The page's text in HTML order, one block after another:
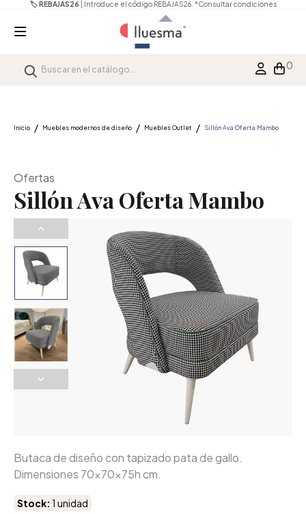
🏷️ REBAJAS26 | Introduce el código REBAJAS26. *Consultar condiciones
0
Inicio Muebles modernos de diseño Muebles Outlet Sillón Ava Oferta Mambo
Ofertas
Sillón Ava Oferta Mambo
Butaca de diseño con tapizado pata de gallo.
Dimensiones 70x70x75h cm.
Stock: 1 unidad